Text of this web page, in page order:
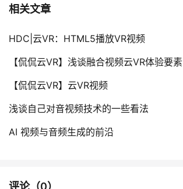
相关文章
HDC|云VR：HTML5播放VR视频
【侃侃云VR】浅谈融合视频云VR体验要素
【侃侃云VR】云VR视频
浅谈自己对音视频技术的一些看法
AI 视频与音频生成的前沿